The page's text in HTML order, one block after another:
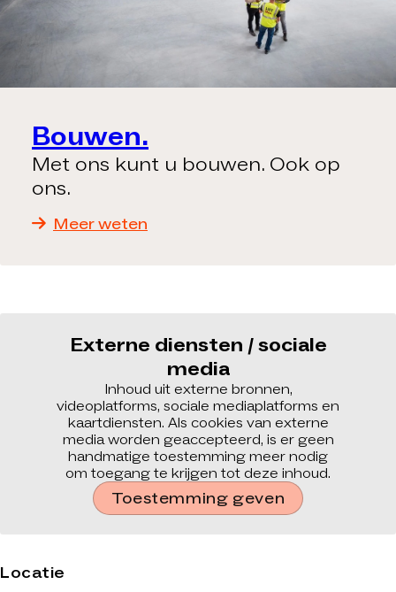
Bouwen.
Met ons kunt u bouwen. Ook op
ons.
Meer weten
Externe diensten / sociale
media
Inhoud uit externe bronnen,
videoplatforms, sociale mediaplatforms en
kaartdiensten. Als cookies van externe
media worden geaccepteerd, is er geen
handmatige toestemming meer nodig
om toegang te krijgen tot deze inhoud.
Toestemming geven
Locatie